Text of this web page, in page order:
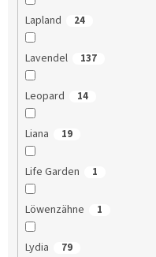
Lapland 24
Lavendel 137
Leopard 14
Liana 19
Life Garden 1
Löwenzähne 1
Lydia 79